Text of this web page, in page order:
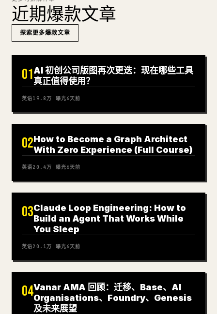
近期爆款文章
探索更多爆款文章
01AI 初创公司版图再次更迭：现在哪些工具
真正值得使用？
英语19.8万 曝光6天前
02How to Become a Graph Architect
With Zero Experience (Full Course)
英语20.4万 曝光6天前
03Claude Loop Engineering: How to
Build an Agent That Works While
You Sleep
英语20.1万 曝光6天前
04Vanar AMA 回顾：迁移、Base、AI
Organisations、Foundry、Genesis
及未来展望